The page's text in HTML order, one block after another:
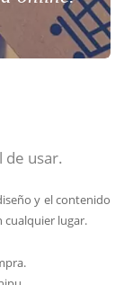
de usar.
y el contenido
cualquier lugar.